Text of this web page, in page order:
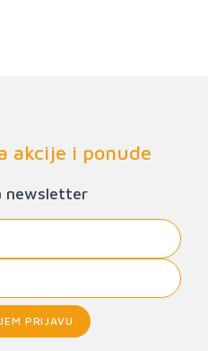
akcije i ponude
newsletter
PRIJAVU